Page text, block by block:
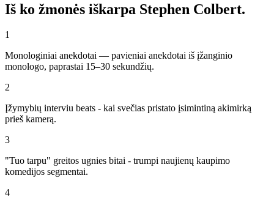
Iš ko žmonės iškarpa Stephen Colbert.
1
Monologiniai anekdotai — pavieniai anekdotai iš įžanginio
monologo, paprastai 15–30 sekundžių.
2
Įžymybių interviu beats - kai svečias pristato įsimintiną akimirką
prieš kamerą.
3
"Tuo tarpu" greitos ugnies bitai - trumpi naujienų kaupimo
komedijos segmentai.
4